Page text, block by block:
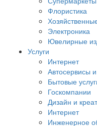
Флористика
Электроника
Ювелирные
Услуги
Интернет
Автосервисы
Бытовые
Госкомпании
Дизайн и
Интернет
Инженерное